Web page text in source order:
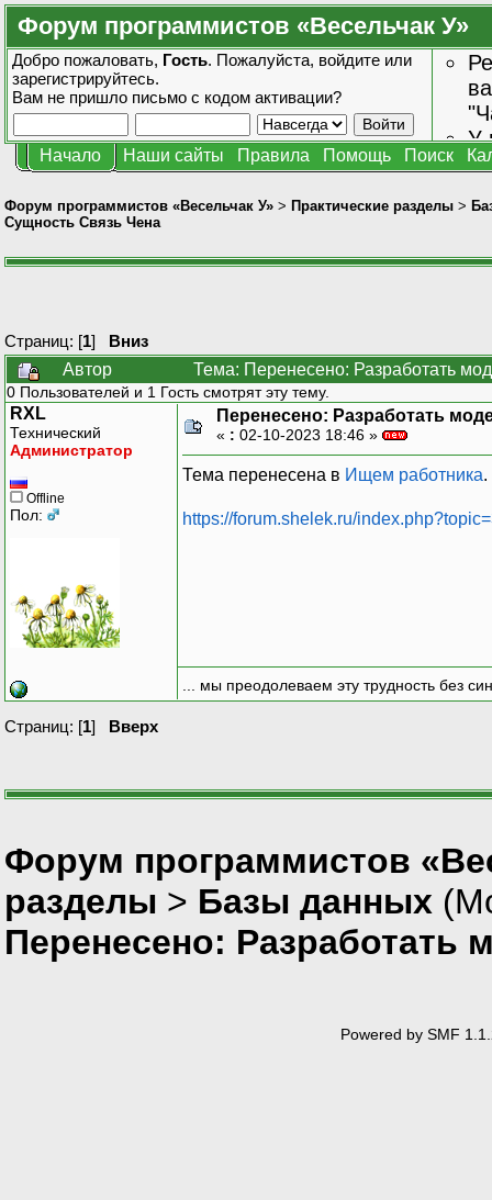
Форум программистов «Весельчак У»
Добро пожаловать, Гость. Пожалуйста, войдите или
зарегистрируйтесь.
Вам не пришло письмо с кодом активации?
У
Начало Наши сайты Правила Помощь Поиск
Форум программистов «Весельчак У» > Практические разделы >
Сущность Связь Чена
Страниц: [1] Вниз
Автор
Тема: Перенесено: Разработать
0 Пользователей и 1 Гость смотрят эту тему.
RXL
Технический
Администратор
Offline
Пол:
Перенесено: Разработать
« : 02-10-2023 18:46 »
Тема перенесена в Ищем работника.
https://forum.shelek.ru/
... мы преодолеваем эту трудность без
Страниц: [1] Вверх
Форум программистов
разделы > Базы данных
Перенесено: Разработать
Powered by SMF